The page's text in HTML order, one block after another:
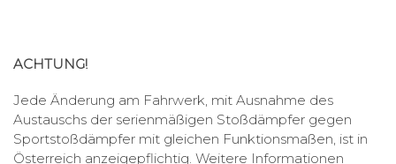
ACHTUNG!
Jede Änderung am Fahrwerk, mit Ausnahme des
Austauschs der serienmäßigen Stoßdämpfer gegen
Sportstoßdämpfer mit gleichen Funktionsmaßen, ist in
Österreich anzeigepflichtig. Weitere Informationen